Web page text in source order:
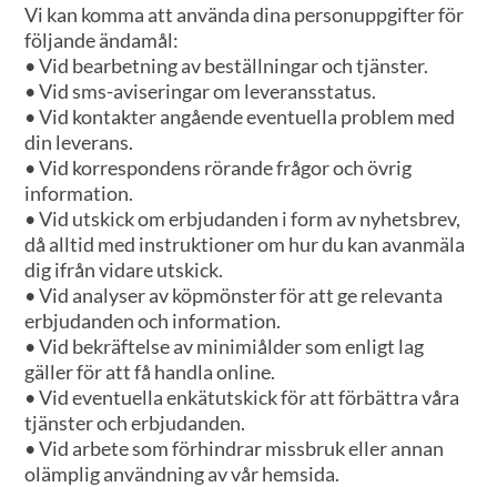
Vi kan komma att använda dina personuppgifter för
följande ändamål:
• Vid bearbetning av beställningar och tjänster.
• Vid sms-aviseringar om leveransstatus.
• Vid kontakter angående eventuella problem med
din leverans.
• Vid korrespondens rörande frågor och övrig
information.
• Vid utskick om erbjudanden i form av nyhetsbrev,
då alltid med instruktioner om hur du kan avanmäla
dig ifrån vidare utskick.
• Vid analyser av köpmönster för att ge relevanta
erbjudanden och information.
• Vid bekräftelse av minimiålder som enligt lag
gäller för att få handla online.
• Vid eventuella enkätutskick för att förbättra våra
tjänster och erbjudanden.
• Vid arbete som förhindrar missbruk eller annan
olämplig användning av vår hemsida.